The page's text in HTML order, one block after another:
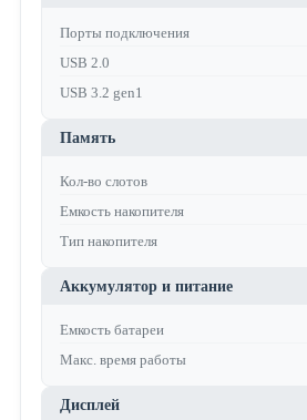
Порты подключения
USB 2.0
USB 3.2 gen1
Память
Кол-во слотов
Емкость накопителя
Тип накопителя
Аккумулятор и питание
Емкость батареи
Макс. время работы
Дисплей